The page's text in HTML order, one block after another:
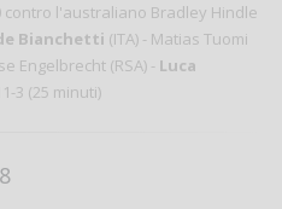
l'australiano Bradley Hindle
Bianchetti (ITA) - Matias Tuomi
Engelbrecht (RSA) - Luca
3 (25 minuti)